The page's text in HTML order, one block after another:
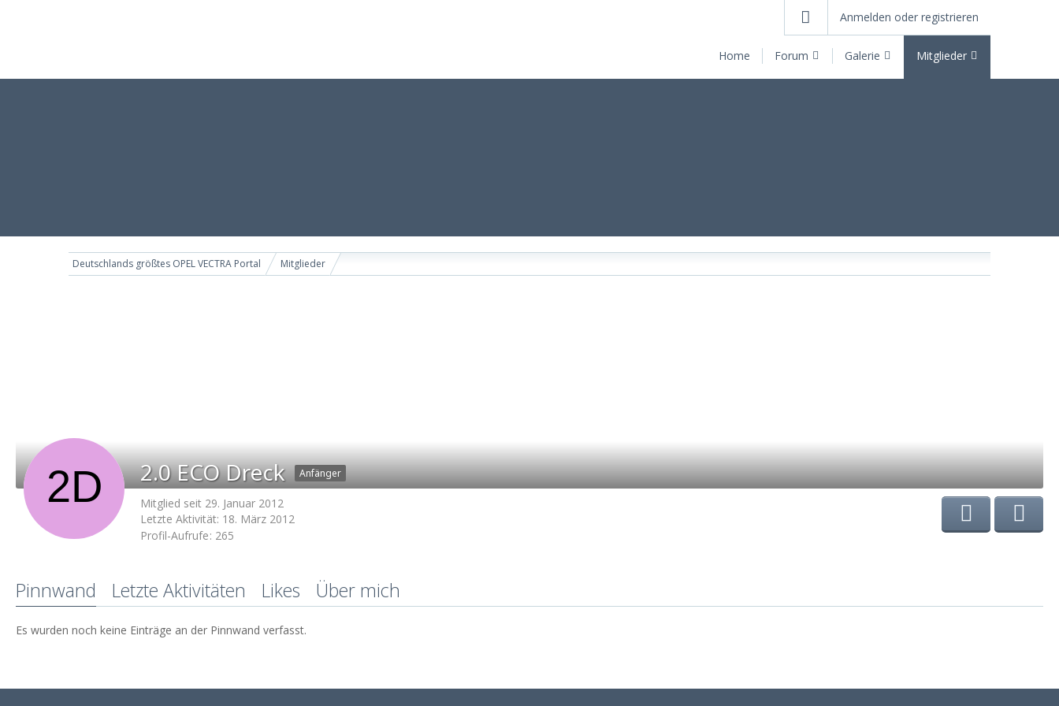
Home Forum Galerie Mitglieder
Anmelden oder registrieren
Deutschlands größtes OPEL VECTRA Portal Mitglieder
2.0 ECO Dreck Anfänger
Mitglied seit 29. Januar 2012
Letzte Aktivität: 18. März 2012
Profil-Aufrufe 265
Pinnwand Letzte Aktivitäten Likes Über mich
Es wurden noch keine Einträge an der Pinnwand verfasst.